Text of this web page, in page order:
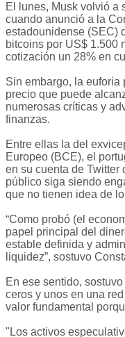
El lunes, Musk volvió a
cuando anunció a la
estadounidense (SEC)
bitcoins por US$ 1.500
cotización un 28% en
Sin embargo, la euforia
precio que puede
numerosas críticas y
finanzas.
Entre ellas la del
Europeo (BCE), el
en su cuenta de Twitter
público siga siendo
que no tienen idea de
“Como probó (el
papel principal del
estable definida y
liquidez”, sostuvo
En ese sentido,
ceros y unos en una
valor fundamental
"Los activos